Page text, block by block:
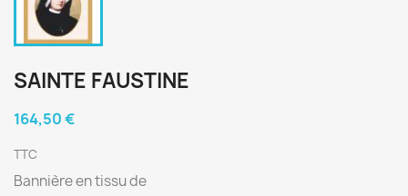
SAINTE FAUSTINE
164,50 €
TTC
Bannière en tissu de